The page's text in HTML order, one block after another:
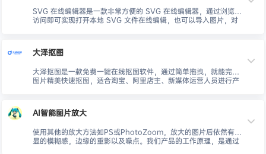
SVG 在线编辑器是一款非常方便的 SVG 在线编辑器，通过浏览器
访问即可实现打开本地 SVG 文件在线编辑，也可以导入图片，对
大泽抠图
大泽抠图是一款免费一键在线抠图软件，通过简单拖拽，就能完成
图片精美快速抠图，适合淘宝、阿里店主、新媒体运营人员进行产
AI智能图片放大
使用其他的放大方法如PS或PhotoZoom，放大的图片后依然有明
显的模糊感，边缘的重影以及噪点。我们产品的工作原理，是通过